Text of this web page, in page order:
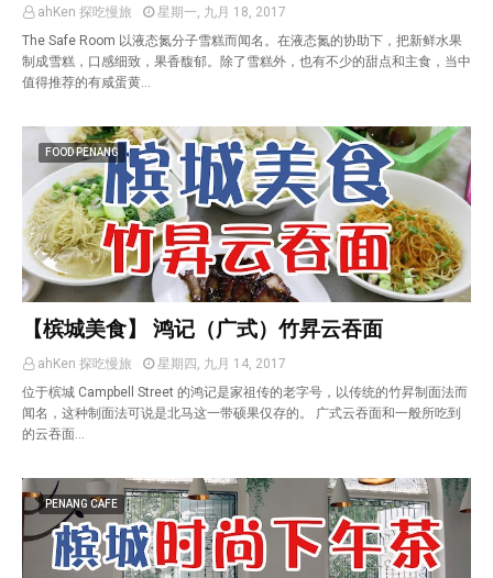
ahKen 探吃慢旅
星期一, 九月 18, 2017
The Safe Room 以液态氮分子雪糕而闻名。在液态氮的协助下，把新鲜水果
制成雪糕，口感细致，果香馥郁。除了雪糕外，也有不少的甜点和主食，当中
值得推荐的有咸蛋黄…
FOOD PENANG
【槟城美食】 鸿记（广式）竹昇云吞面
ahKen 探吃慢旅
星期四, 九月 14, 2017
位于槟城 Campbell Street 的鸿记是家祖传的老字号，以传统的竹昇制面法而
闻名，这种制面法可说是北马这一带硕果仅存的。 广式云吞面和一般所吃到
的云吞面…
PENANG CAFE